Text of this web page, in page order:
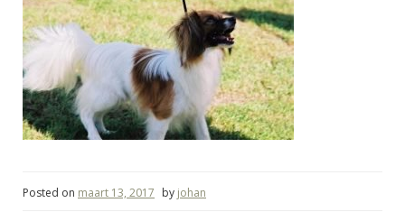
Posted on maart 13, 2017 by johan